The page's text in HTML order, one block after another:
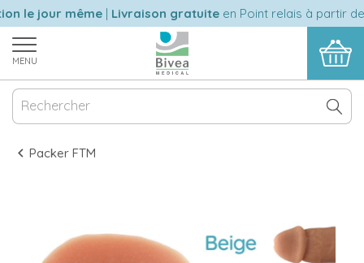
le jour même|Livraison gratuiteen Point relais à partir de
MENU
Packer FTM